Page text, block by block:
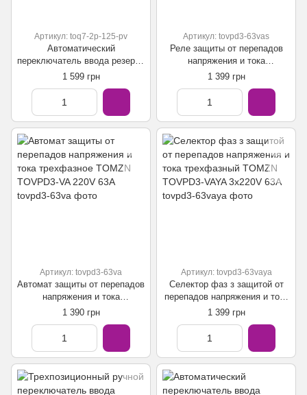
Артикул: toq7-2p-125-pv
Aвтоматический
переключатель ввода резерва
для инверторов солнечных
125PV/2 125А 220В
1 599 грн
Артикул: tovpd3-63vas
Реле защиты от перепадов
напряжения и тока
трехфазное TOMZN TOVPD3
1 399 грн
Артикул: tovpd3-63va
Автомат защиты от перепадов
напряжения и тока
трехфазное TOMZN TOVPD3-
1 390 грн
Артикул: tovpd3-63vaya
Селектор фаз з защитой от
перепадов напряжения и тока
трехфазный TOMZN TOVPD3-
1 399 грн